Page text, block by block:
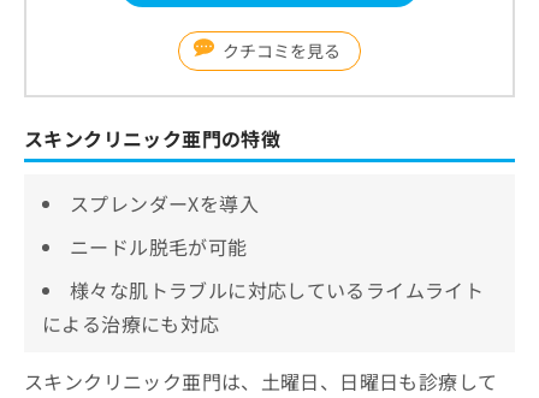
クチコミを見る
スキンクリニック亜門の特徴
スプレンダーXを導入
ニードル脱毛が可能
様々な肌トラブルに対応しているライムライト
による治療にも対応
スキンクリニック亜門は、土曜日、日曜日も診療して